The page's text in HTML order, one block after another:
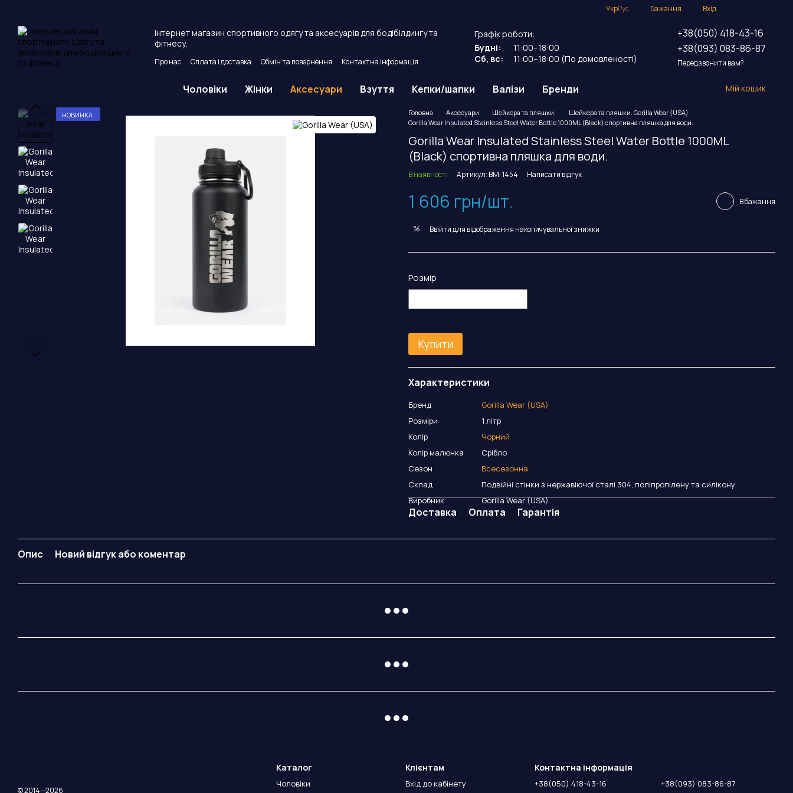
УкрРус Бажання Вхід
Інтернет магазин спортивного одягу та аксесуарів для бодібілдингу та
фітнесу.
Про нас Оплата і доставка Обмін та повернення
Контактна інформація
Графік роботи:
Будні:
11:00–18:00
Сб, вс:
11:00–18:00 (По домовленості)
+38(050) 418-43-16
+38(093) 083-86-87
Передзвонити вам?
Чоловіки Жінки Аксесуари Взуття Кепки/шапки Валізи Бренди Мій кошик
НОВИНКА Головна Аксесуари Шейкера та пляшки.
Шейкера та пляшки. Gorilla Wear (USA)
Gorilla Wear Insulated Stainless Steel Water Bottle 1000ML (Black) спортивна пляшка для води.
Gorilla Wear Insulated Stainless Steel Water Bottle 1000ML
(Black) спортивна пляшка для води.
В наявності Артикул: BM-1454 Написати відгук
1 606 грн/шт. В бажання
% Ввійтидля відображення накопичувальної знижки
Розмір
Купити
Характеристики
Бренд
Gorilla Wear (USA)
Розміри
1 літр
Колір
Чорний
Колір малюнка
Срібло
Сезон
Всесезонна.
Склад
Подвійні стінки з нержавіючої сталі 304, поліпропілену та силікону.
Виробник
Gorilla Wear (USA)
Доставка Оплата Гарантія
Опис Новий відгук або коментар
© 2014—2026
Каталог
Чоловіки
Клієнтам
Вхід до кабінету
Контактна інформація
+38(050) 418-43-16 +38(093) 083-86-87